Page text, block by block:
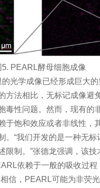
5. PEARL酵母细胞成像
光学成像已经形成巨大
方法相比，无标记成像避
毒性问题。然而，现有的
于饱和效应或者非线性，
。“我们开发的是一种无标
限制。”张德龙强调，该技
依赖于一般的吸收过程
信，PEARL可能为非荧